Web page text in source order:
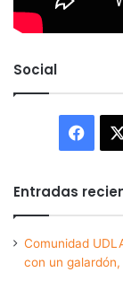
Social
Entradas
Comunidad
con un